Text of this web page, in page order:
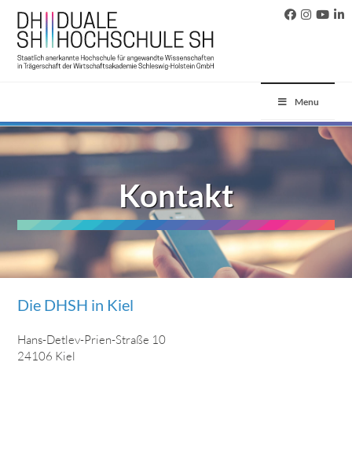
Menu
Kontakt
Die DHSH in Kiel
Hans-Detlev-Prien-Straße 10
24106 Kiel